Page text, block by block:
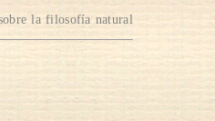
la filosofía natural